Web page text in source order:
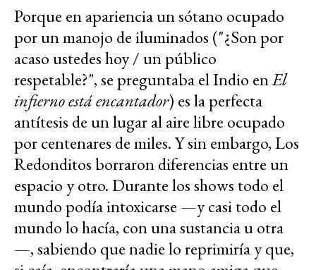
Porque en apariencia un sótano ocupado
por un manojo de iluminados ("¿Son por
acaso ustedes hoy / un público
respetable?", se preguntaba el Indio enEl
infierno está encantador) es la perfecta
antítesis de un lugar al aire libre ocupado
por centenares de miles. Y sin embargo, Los
Redonditos borraron diferencias entre un
espacio y otro. Durante los shows todo el
mundo podía intoxicarse —y casi todo el
mundo lo hacía, con una sustancia u otra
—, sabiendo que nadie lo reprimiría y que,